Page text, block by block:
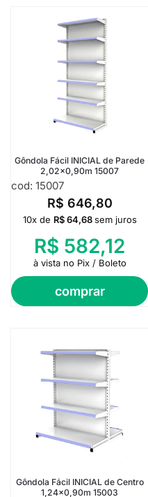
Gôndola Fácil INICIAL de Parede
2,02×0,90m 15007
cod: 15007
R$ 646,80
comprar
10x de R$64,68 sem juros
R$ 582,12
à vista no Pix / Boleto
Gôndola Fácil INICIAL de Centro
1,24×0,90m 15003